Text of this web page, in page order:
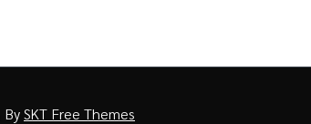
BySKT Free Themes